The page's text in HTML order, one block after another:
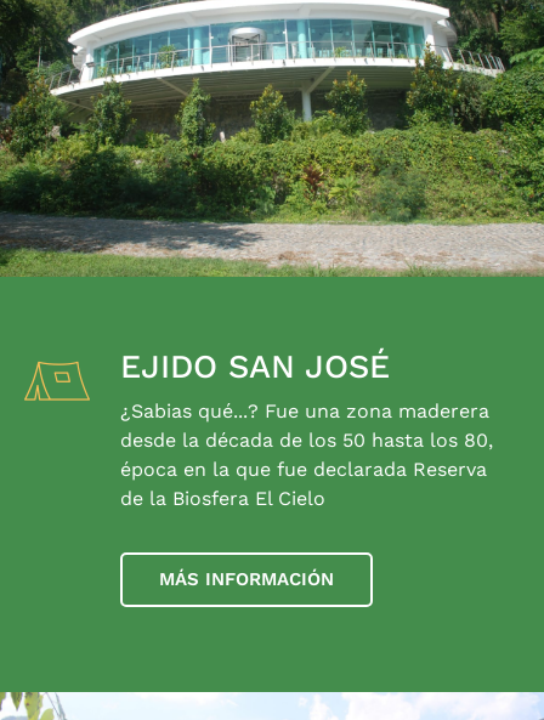
EJIDO SAN JOSÉ
¿Sabias qué...? Fue una zona maderera
desde la década de los 50 hasta los 80,
época en la que fue declarada Reserva
de la Biosfera El Cielo
MÁS INFORMACIÓN